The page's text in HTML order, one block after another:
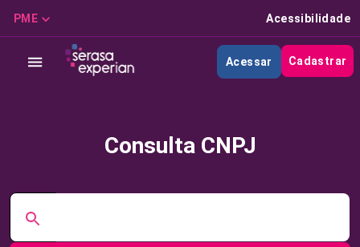
PME Acessibilidade
Acessar Cadastrar
Consulta CNPJ